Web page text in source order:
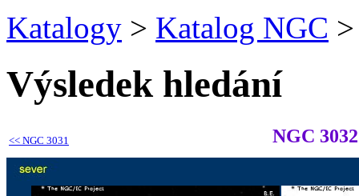
Katalogy > Katalog NGC >
Výsledek hledání
<< NGC 3031 NGC 3032